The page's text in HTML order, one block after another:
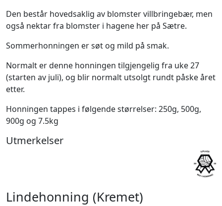
Den består hovedsaklig av blomster villbringebær, men
også nektar fra blomster i hagene her på Sætre.
Sommerhonningen er søt og mild på smak.
Normalt er denne honningen tilgjengelig fra uke 27
(starten av juli), og blir normalt utsolgt rundt påske året
etter.
Honningen tappes i følgende størrelser: 250g, 500g,
900g og 7.5kg
Utmerkelser
Lindehonning (Kremet)